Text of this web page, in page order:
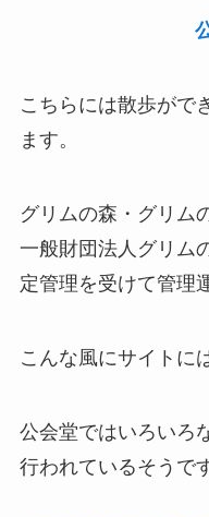
こちらには散歩がで
ます。
グリムの森・グリム
一般財団法人グリム
定管理を受けて管理
こんな風にサイトに
公会堂ではいろいろ
行われているそうで